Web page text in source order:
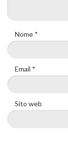
Nome *
Email *
Sito web